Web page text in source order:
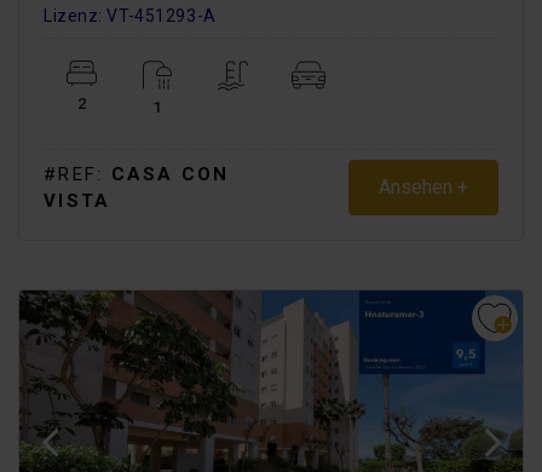
Lizenz: VT-451293-A
2 1
#REF: CASA CON
VISTA
Ansehen +